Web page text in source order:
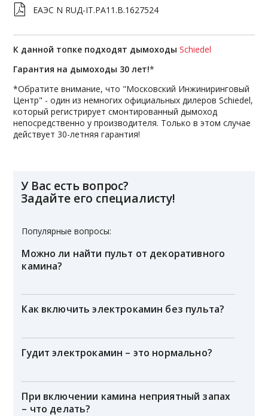
ЕАЭС N RUД-IT.PA11.В.1627524
К данной топке подходят дымоходыSchiedel
Гарантия на дымоходы 30 лет!*
*Обратите внимание, что "Московский Инжиниринговый
Центр" - один из немногих официальных дилеров Schiedel,
который регистрирует смонтированный дымоход
непосредственно у производителя. Только в этом случае
действует 30-летняя гарантия!
У Вас есть вопрос?
Задайте его специалисту!
Популярные вопросы:
Можно ли найти пульт от декоративного
камина?
Как включить электрокамин без пульта?
Гудит электрокамин – это нормально?
При включении камина неприятный запах
– что делать?